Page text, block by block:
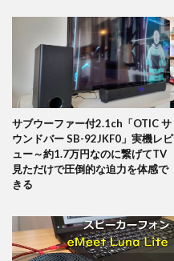
サブウーファー付2.1ch「OTIC サ
ウンドバー SB-92JKF0」実機レビ
ュー～約1.7万円なのに繋げてTV
見ただけで圧倒的な迫力を体感で
きる